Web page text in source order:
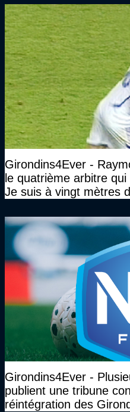
Girondins4Ever -
le quatrième arbitre qui
Je suis à vingt mètres
Girondins4Ever -
publient une tribune
réintégration des